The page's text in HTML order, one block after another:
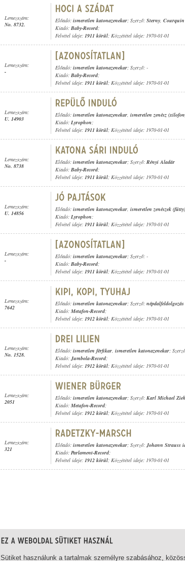
Lemezszám:
No. 8732.
Előadó: ismeretlen katonazenekar; Szerző: Sterny, Courquin
Kiadó: Baby-Record;
Felvétel ideje: 1911 körül; Közzététel ideje: 1970-01-01
Lemezszám:
-
Előadó: ismeretlen katonazenekar; Szerző: -
Kiadó: Baby-Record;
Felvétel ideje: 1911 körül; Közzététel ideje: 1970-01-01
Lemezszám:
U. 14903
Előadó: ismeretlen katonazenekar, ismeretlen zenész
Kiadó: Lyrophon;
Felvétel ideje: 1911 körül; Közzététel ideje: 1970-01-01
Lemezszám:
No. 8738
Előadó: ismeretlen katonazenekar; Szerző: Rényi Aladár
Kiadó: Baby-Record;
Felvétel ideje: 1911 körül; Közzététel ideje: 1970-01-01
Lemezszám:
U. 14856
Előadó: ismeretlen katonazenekar, ismeretlen zenészek (fütty)
Kiadó: Lyrophon;
Felvétel ideje: 1911 körül; Közzététel ideje: 1970-01-01
Lemezszám:
-
Előadó: ismeretlen katonazenekar; Szerző: -
Kiadó: Baby-Record;
Felvétel ideje: 1911 körül; Közzététel ideje: 1970-01-01
Lemezszám:
7642
Előadó: ismeretlen katonazenekar; Szerző: népdalfeldolgozás
Kiadó: Metafon-Record;
Felvétel ideje: 1912 körül; Közzététel ideje: 1970-01-01
Lemezszám:
No. 1528.
Előadó: ismeretlen férfikar, ismeretlen katonazenekar;
Kiadó:Jumbola-Record;
Felvétel ideje: 1912 körül; Közzététel ideje: 1970-01-01
Lemezszám:
2051
Előadó: ismeretlen katonazenekar; Szerző: Karl Michael
Kiadó: Metafon-Record;
Felvétel ideje: 1912 körül; Közzététel ideje: 1970-01-01
Lemezszám:
321
Előadó: ismeretlen katonazenekar; Szerző:Johann Strauss
Kiadó: Parlament-Record;
Felvétel ideje: 1912 körül; Közzététel ideje: 1970-01-01
61-80/ összesen 120 találat
Sütiket használunk a tartalmak személyre szabásához,